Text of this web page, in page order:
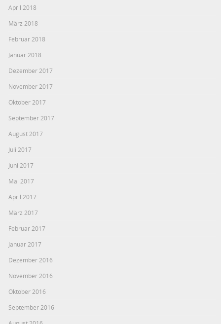
April 2018
März 2018
Februar 2018
Januar 2018
Dezember 2017
November 2017
Oktober 2017
September 2017
August 2017
Juli 2017
Juni 2017
Mai 2017
April 2017
März 2017
Februar 2017
Januar 2017
Dezember 2016
November 2016
Oktober 2016
September 2016